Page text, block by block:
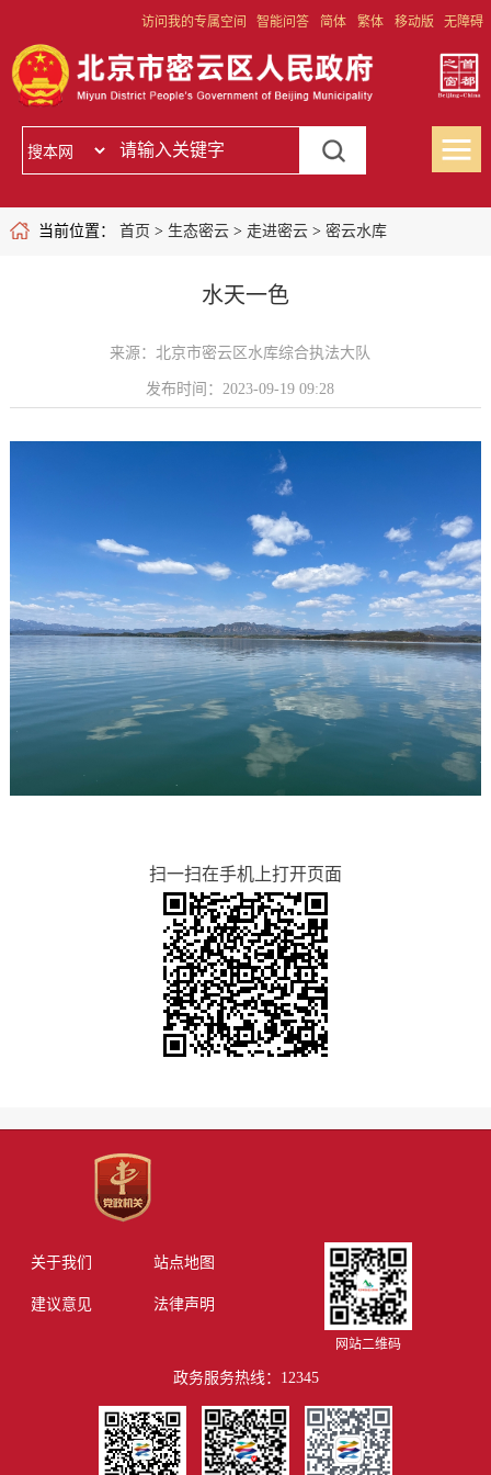
访问我的专属空间 智能问答 简体 繁体 移动版 无障碍
当前位置： 首页 > 生态密云> 走进密云> 密云水库
水天一色
来源：北京市密云区水库综合执法大队
发布时间：2023-09-19 09:28
扫一扫在手机上打开页面
关于我们 站点地图
建议意见 法律声明
网站二维码
政务服务热线：12345